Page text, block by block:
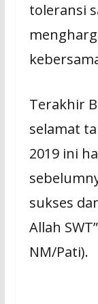
toleransi
Terakhir
selamat
2019 ini
sukses
Allah
NM/Pati).